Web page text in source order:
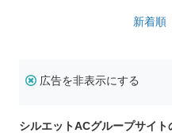
新着順
広告を非表示にする
シルエットACグループサイ